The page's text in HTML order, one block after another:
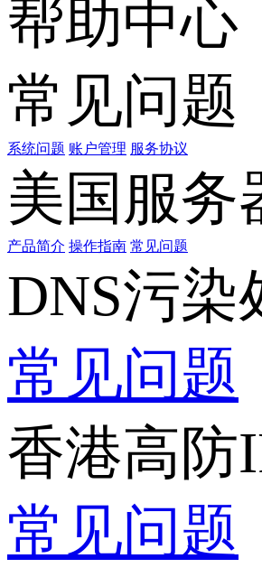
帮助中心
常见问题
系统问题 账户管理 服务协议
美国服务
产品简介 操作指南 常见问题
DNS污染
常见问题
香港高防
常见问题